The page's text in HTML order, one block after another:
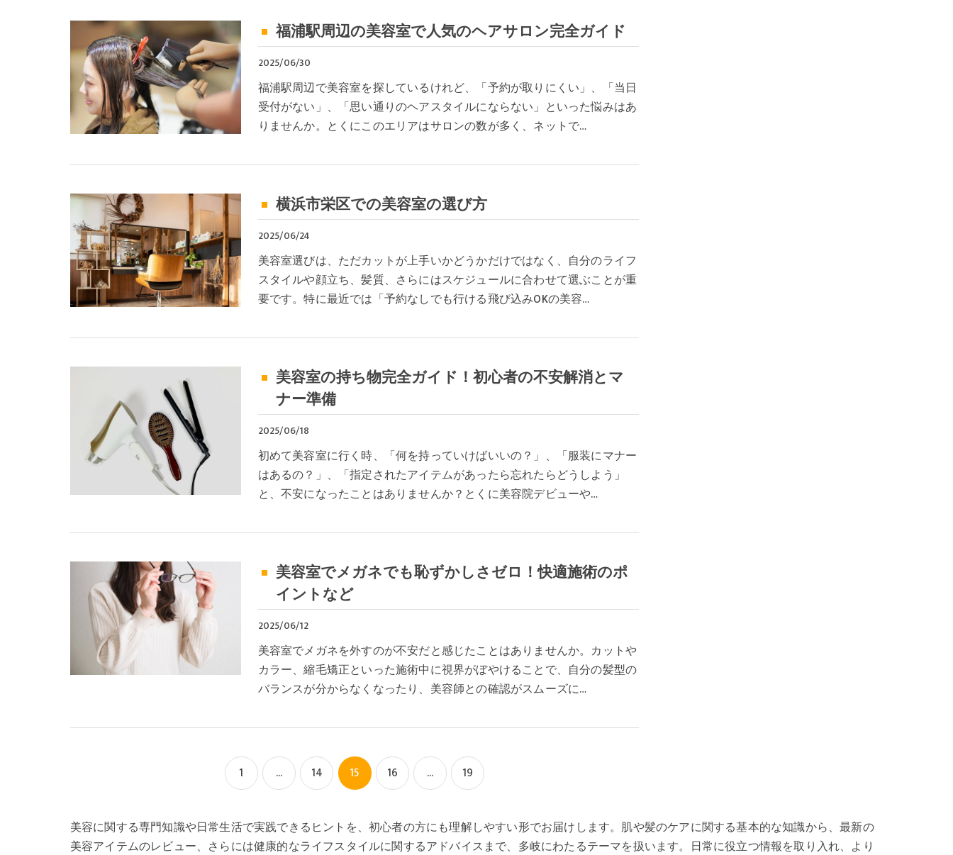
福浦駅周辺の美容室で人気のヘアサロン完全ガイド
2025/06/30
福浦駅周辺で美容室を探しているけれど、「予約が取りにくい」、「当日
受付がない」、「思い通りのヘアスタイルにならない」といった悩みはあ
りませんか。とくにこのエリアはサロンの数が多く、ネットで…
横浜市栄区での美容室の選び方
2025/06/24
美容室選びは、ただカットが上手いかどうかだけではなく、自分のライフ
スタイルや顔立ち、髪質、さらにはスケジュールに合わせて選ぶことが重
要です。特に最近では「予約なしでも行ける飛び込みOKの美容…
美容室の持ち物完全ガイド！初心者の不安解消とマ
ナー準備
2025/06/18
初めて美容室に行く時、「何を持っていけばいいの？」、「服装にマナー
はあるの？」、「指定されたアイテムがあったら忘れたらどうしよう」
と、不安になったことはありませんか？とくに美容院デビューや…
美容室でメガネでも恥ずかしさゼロ！快適施術のポ
イントなど
2025/06/12
美容室でメガネを外すのが不安だと感じたことはありませんか。カットや
カラー、縮毛矯正といった施術中に視界がぼやけることで、自分の髪型の
バランスが分からなくなったり、美容師との確認がスムーズに…
1 ... 14 15 16 ... 19
美容に関する専門知識や日常生活で実践できるヒントを、初心者の方にも理解しやすい形でお届けします。肌や髪のケアに関する基本的な知識から、最新の
美容アイテムのレビュー、さらには健康的なライフスタイルに関するアドバイスまで、多岐にわたるテーマを扱います。日常に役立つ情報を取り入れ、より